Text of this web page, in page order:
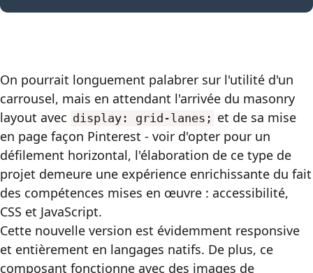
On pourrait longuement palabrer sur l'utilité d'un
carrousel, mais en attendant l'arrivée du masonry
layout avec display: grid-lanes; et de sa mise
en page façon Pinterest - voir d'opter pour un
défilement horizontal, l'élaboration de ce type de
projet demeure une expérience enrichissante du fait
des compétences mises en œuvre : accessibilité,
CSS et JavaScript.
Cette nouvelle version est évidemment responsive
et entièrement en langages natifs. De plus, ce
composant fonctionne avec des images de